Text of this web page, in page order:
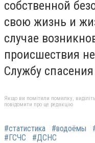
собственной
свою жизнь и
случае
происшествия
Службу
Якщо ви помітили помилку,
повідомити про це редакцію
#статистика #водоёмы
#ГСЧС
#ДСНС